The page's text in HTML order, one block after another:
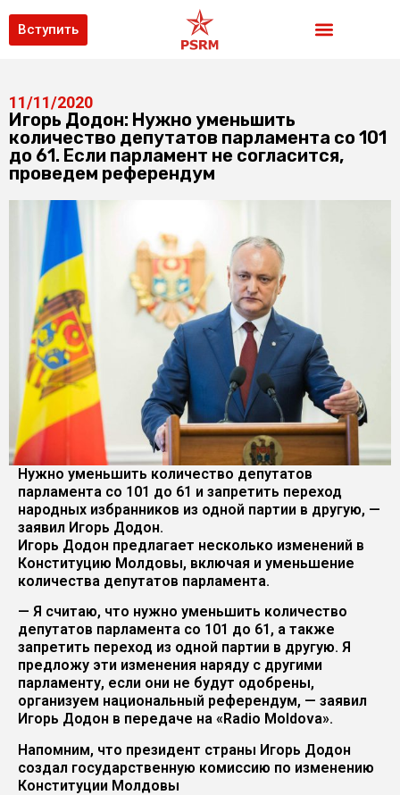
Вступить
11/11/2020
Игорь Додон: Нужно уменьшить
количество депутатов парламента со 101
до 61. Если парламент не согласится,
проведем референдум
Нужно уменьшить количество депутатов
парламента со 101 до 61 и запретить переход
народных избранников из одной партии в другую, —
заявил Игорь Додон.
Игорь Додон предлагает несколько изменений в
Конституцию Молдовы, включая и уменьшение
количества депутатов парламента.
— Я считаю, что нужно уменьшить количество
депутатов парламента со 101 до 61, а также
запретить переход из одной партии в другую. Я
предложу эти изменения наряду с другими
парламенту, если они не будут одобрены,
организуем национальный референдум, — заявил
Игорь Додон в передаче на «Radio Moldova».
Напомним, что президент страны Игорь Додон
создал государственную комиссию по изменению
Конституции Молдовы